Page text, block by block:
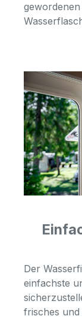
Der
einfachste
frisches